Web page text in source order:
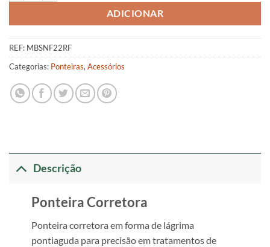
ADICIONAR
REF: MBSNF22RF
Categorias: Ponteiras, Acessórios
Descrição
Ponteira Corretora
Ponteira corretora em forma de lágrima
pontiaguda para precisão em tratamentos de